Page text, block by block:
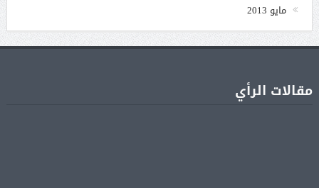
مايو 2013
مقالات الرأي